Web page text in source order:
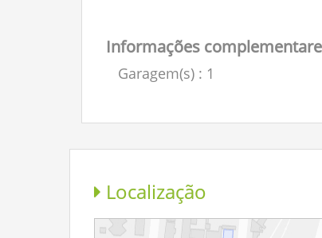
Informações
Garagem(s) : 1
Localização